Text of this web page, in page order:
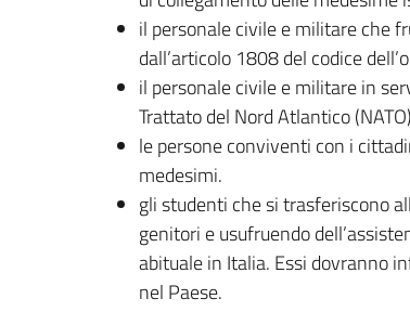
il personale civile e militare che
dall’articolo 1808 del codice
il personale civile e militare in
Trattato del Nord Atlantico
le persone conviventi con i
medesimi.
gli studenti che si trasferiscono
genitori e usufruendo
abituale in Italia. Essi dovranno
nel Paese.